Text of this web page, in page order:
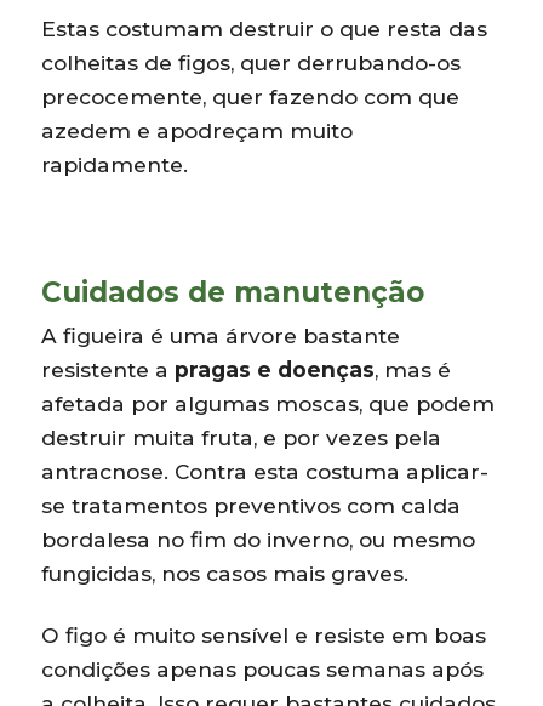
Estas costumam destruir o que resta das
colheitas de figos, quer derrubando-os
precocemente, quer fazendo com que
azedem e apodreçam muito
rapidamente.
Cuidados de manutenção
A figueira é uma árvore bastante
resistente a pragas e doenças, mas é
afetada por algumas moscas, que podem
destruir muita fruta, e por vezes pela
antracnose. Contra esta costuma aplicar-
se tratamentos preventivos com calda
bordalesa no fim do inverno, ou mesmo
fungicidas, nos casos mais graves.
O figo é muito sensível e resiste em boas
condições apenas poucas semanas após